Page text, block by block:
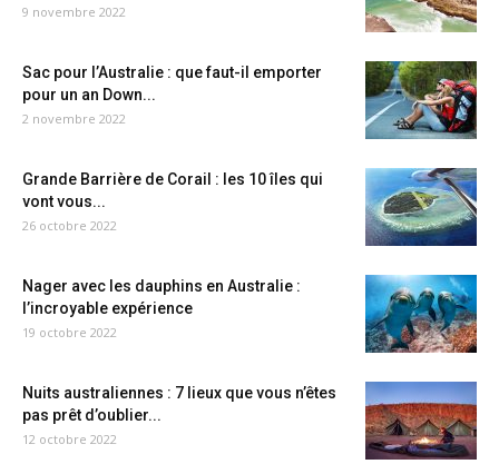
9 novembre 2022
Sac pour l’Australie : que faut-il emporter
pour un an Down...
2 novembre 2022
Grande Barrière de Corail : les 10 îles qui
vont vous...
26 octobre 2022
Nager avec les dauphins en Australie :
l’incroyable expérience
19 octobre 2022
Nuits australiennes : 7 lieux que vous n’êtes
pas prêt d’oublier...
12 octobre 2022